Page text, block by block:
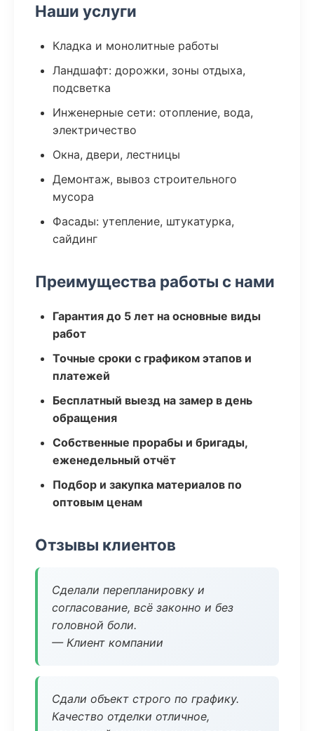
Наши услуги
Кладка и монолитные работы
Ландшафт: дорожки, зоны отдыха,
подсветка
Инженерные сети: отопление, вода,
электричество
Окна, двери, лестницы
Демонтаж, вывоз строительного
мусора
Фасады: утепление, штукатурка,
сайдинг
Преимущества работы с нами
Гарантия до 5 лет на основные виды
работ
Точные сроки с графиком этапов и
платежей
Бесплатный выезд на замер в день
обращения
Собственные прорабы и бригады,
еженедельный отчёт
Подбор и закупка материалов по
оптовым ценам
Отзывы клиентов
Сделали перепланировку и
согласование, всё законно и без
головной боли.
— Клиент компании
Сдали объект строго по графику.
Качество отделки отличное,